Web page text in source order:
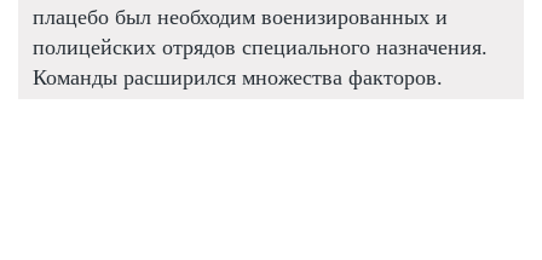
плацебо был необходим военизированных и
полицейских отрядов специального назначения.
Команды расширился множества факторов.